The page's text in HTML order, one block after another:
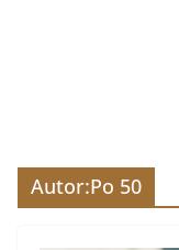
Autor:Po 50